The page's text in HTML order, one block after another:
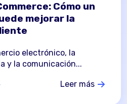
Cómo un
mejorar la
electrónico, la
y la comunicación...
Leer más